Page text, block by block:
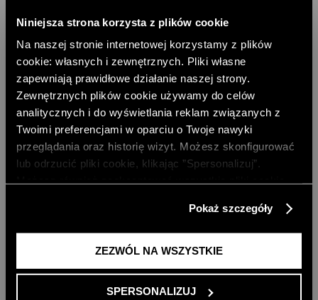
Niniejsza strona korzysta z plików cookie
Na naszej stronie internetowej korzystamy z plików
cookie: własnych i zewnętrznych. Pliki własne
zapewniają prawidłowe działanie naszej strony.
Zewnętrznych plików cookie używamy do celów
analitycznych i do wyświetlania reklam związanych z
Twoimi preferencjami w oparciu o Twoje nawyki
przeglądania oraz historię wizyt. Możesz skonfigurować
lub odrzucić pliki cookie, klikając ”Spersonalizuj”.
Polityce Prywatności
Pokaż szczegóły
ZEZWÓL NA WSZYSTKIE
SPERSONALIZUJ
DARMOWA DOSTAWA DO SKLEPU DARMOWA DOSTAWA OD 499 ZŁ
DARMOWE ZWROTY RATY PAYU 5 X 0%
PAYPO - KUP TERAZ, ZAPŁAĆ PÓŹNIEJ
DOŁĄCZ DO NEWSLETTERA
DODAJ EMAIL